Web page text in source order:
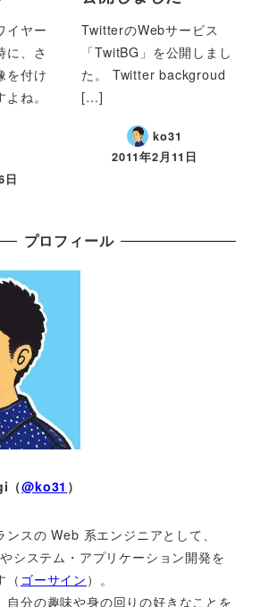
イヤー
に、さ
を付け
ね。
日
TwitterのWebサービス
「TwitBG」を公開しまし
た。 Twitter backgroud
[…]
ko31
2011年2月11日
プロフィール
（@ko31 ）
スの Web 系エンジニアとして、
システム・アプリケーション開発を
（ ゴーサイン ）。
自分の趣味や身の回りの好きなことを